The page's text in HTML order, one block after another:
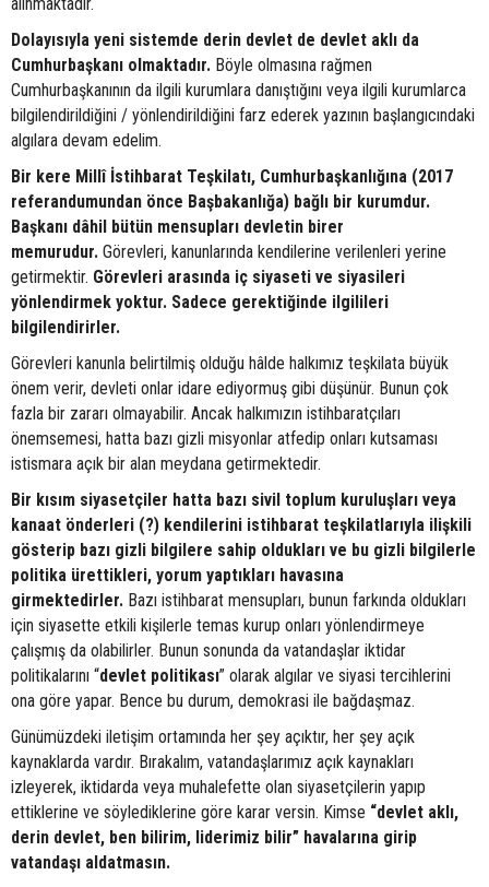
Dolayısıyla yeni sistemde derin devlet de devlet aklı da
Cumhurbaşkanı olmaktadır. Böyle olmasına rağmen
Cumhurbaşkanının da ilgili kurumlara danıştığını veya ilgili kurumlarca
bilgilendirildiğini / yönlendirildiğini farz ederek yazının başlangıcındaki
algılara devam edelim.
Bir kere Millî İstihbarat Teşkilatı, Cumhurbaşkanlığına (2017
referandumundan önce Başbakanlığa) bağlı bir kurumdur.
Başkanı dâhil bütün mensupları devletin birer
memurudur. Görevleri, kanunlarında kendilerine verilenleri yerine
getirmektir. Görevleri arasında iç siyaseti ve siyasileri
yönlendirmek yoktur. Sadece gerektiğinde ilgilileri
bilgilendirirler.
Görevleri kanunla belirtilmiş olduğu hâlde halkımız teşkilata büyük
önem verir, devleti onlar idare ediyormuş gibi düşünür. Bunun çok
fazla bir zararı olmayabilir. Ancak halkımızın istihbaratçıları
önemsemesi, hatta bazı gizli misyonlar atfedip onları kutsaması
istismara açık bir alan meydana getirmektedir.
Bir kısım siyasetçiler hatta bazı sivil toplum kuruluşları veya
kanaat önderleri (?) kendilerini istihbarat teşkilatlarıyla ilişkili
gösterip bazı gizli bilgilere sahip oldukları ve bu gizli bilgilerle
politika ürettikleri, yorum yaptıkları havasına
girmektedirler. Bazı istihbarat mensupları, bunun farkında oldukları
için siyasette etkili kişilerle temas kurup onları yönlendirmeye
çalışmış da olabilirler. Bunun sonunda da vatandaşlar iktidar
politikalarını “devlet politikası” olarak algılar ve siyasi tercihlerini
ona göre yapar. Bence bu durum, demokrasi ile bağdaşmaz.
Günümüzdeki iletişim ortamında her şey açıktır, her şey açık
kaynaklarda vardır. Bırakalım, vatandaşlarımız açık kaynakları
izleyerek, iktidarda veya muhalefette olan siyasetçilerin yapıp
ettiklerine ve söylediklerine göre karar versin. Kimse “devlet aklı,
derin devlet, ben bilirim, liderimiz bilir” havalarına girip
vatandaşı aldatmasın.